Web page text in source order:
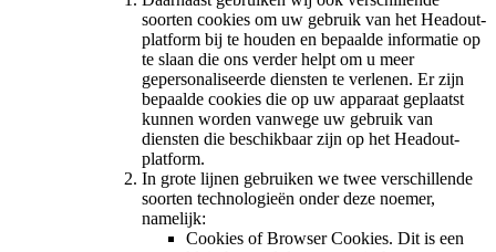
soorten cookies om uw gebruik van het Headout-
platform bij te houden en bepaalde informatie op
te slaan die ons verder helpt om u meer
gepersonaliseerde diensten te verlenen. Er zijn
bepaalde cookies die op uw apparaat geplaatst
kunnen worden vanwege uw gebruik van
diensten die beschikbaar zijn op het Headout-
platform.
In grote lijnen gebruiken we twee verschillende
soorten technologieën onder deze noemer,
namelijk:
Cookies of Browser Cookies. Dit is een